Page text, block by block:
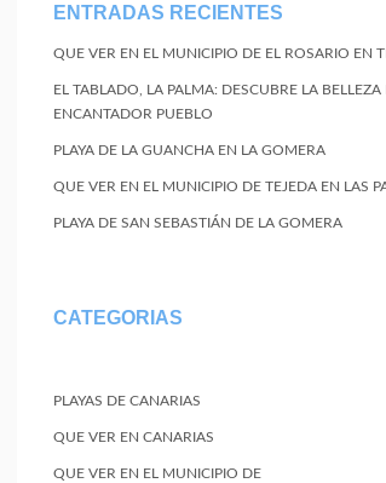
ENTRADAS RECIENTES
QUE VER EN EL MUNICIPIO DE EL ROSARIO EN
EL TABLADO, LA PALMA: DESCUBRE LA BELLEZA
ENCANTADOR PUEBLO
PLAYA DE LA GUANCHA EN LA GOMERA
QUE VER EN EL MUNICIPIO DE TEJEDA EN LAS
PLAYA DE SAN SEBASTIÁN DE LA GOMERA
CATEGORIAS
PLAYAS DE CANARIAS
QUE VER EN CANARIAS
QUE VER EN EL MUNICIPIO DE